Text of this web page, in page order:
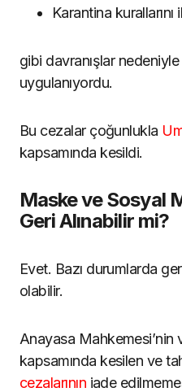
Karantina kurallarını
gibi davranışlar
uygulanıyordu.
Bu cezalar çoğunlukla
kapsamında kesildi.
Maske ve Sosyal
Geri Alınabilir mi?
Evet. Bazı durumlarda
olabilir.
Anayasa Mahkemesi’nin
kapsamında kesilen ve
cezalarının iade